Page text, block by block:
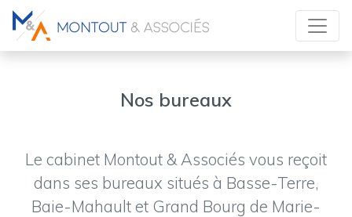
Nos bureaux
Le cabinet Montout & Associés vous reçoit
dans ses bureaux situés à Basse-Terre,
Baie-Mahault et Grand Bourg de Marie-